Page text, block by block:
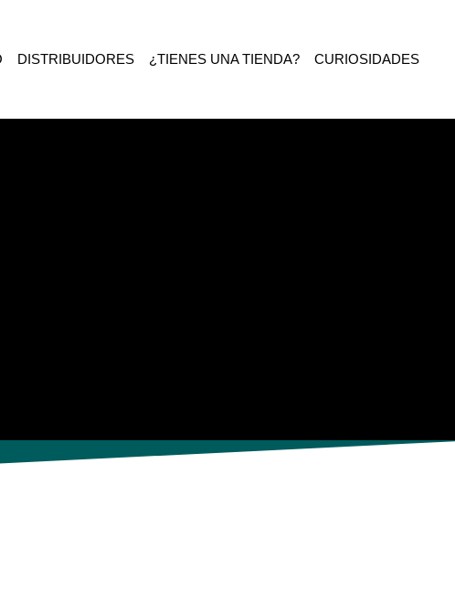
DISTRIBUIDORES ¿TIENES UNA TIENDA? CURIOSIDADES